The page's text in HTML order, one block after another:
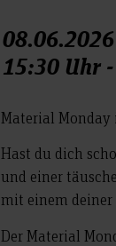
08.06.2026
15:30 Uhr
Material Monday
Hast du dich
und einer
mit einem deiner
Der Material